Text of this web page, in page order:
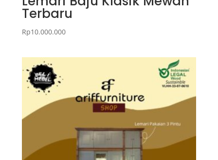
Terbaru
Rp10.000.000